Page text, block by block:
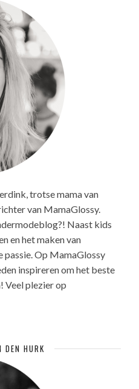
trotse mama van
van MamaGlossy.
Naast kids
en het maken van
Op MamaGlossy
inspireren om het beste
Veel plezier op
DEN HURK